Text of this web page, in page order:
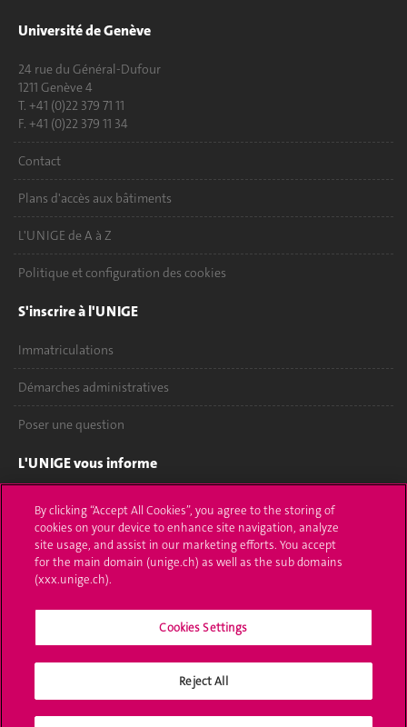
Université de Genève
24 rue du Général-Dufour
1211 Genève 4
T. +41 (0)22 379 71 11
F. +41 (0)22 379 11 34
Contact
Plans d'accès aux bâtiments
L'UNIGE de A à Z
Politique et configuration des cookies
S'inscrire à l'UNIGE
Immatriculations
Démarches administratives
Poser une question
L'UNIGE vous informe
UNIGE Mobile
Médias
Offres d'emploi
Bibliothèque
Calendrier académique
By clicking “Accept All Cookies”, you agree to the storing of
cookies on your device to enhance site navigation, analyze
site usage, and assist in our marketing efforts. You accept
for the main domain (unige.ch) as well as the sub domains
(xxx.unige.ch).
Cookies Settings
Reject All